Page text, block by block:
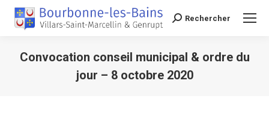
Recherche
Rechercher
Convocation conseil municipal & ordre du
jour – 8 octobre 2020